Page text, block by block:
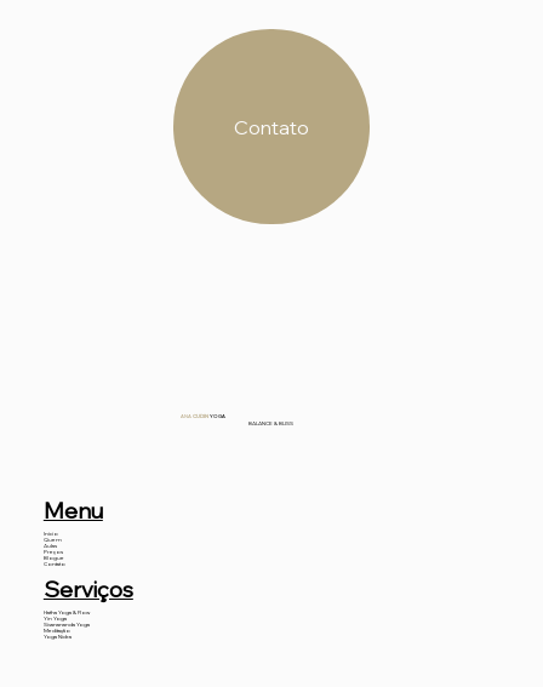
Contato
ANA CUDIN YOGA
BALANCE & BLISS
Menu
Início
Quem
Aulas
Preços
Blogue
Contato
Serviços
Hatha Yoga & Flow
Yin Yoga
Sivanananda Yoga
Meditação
Yoga Nidra